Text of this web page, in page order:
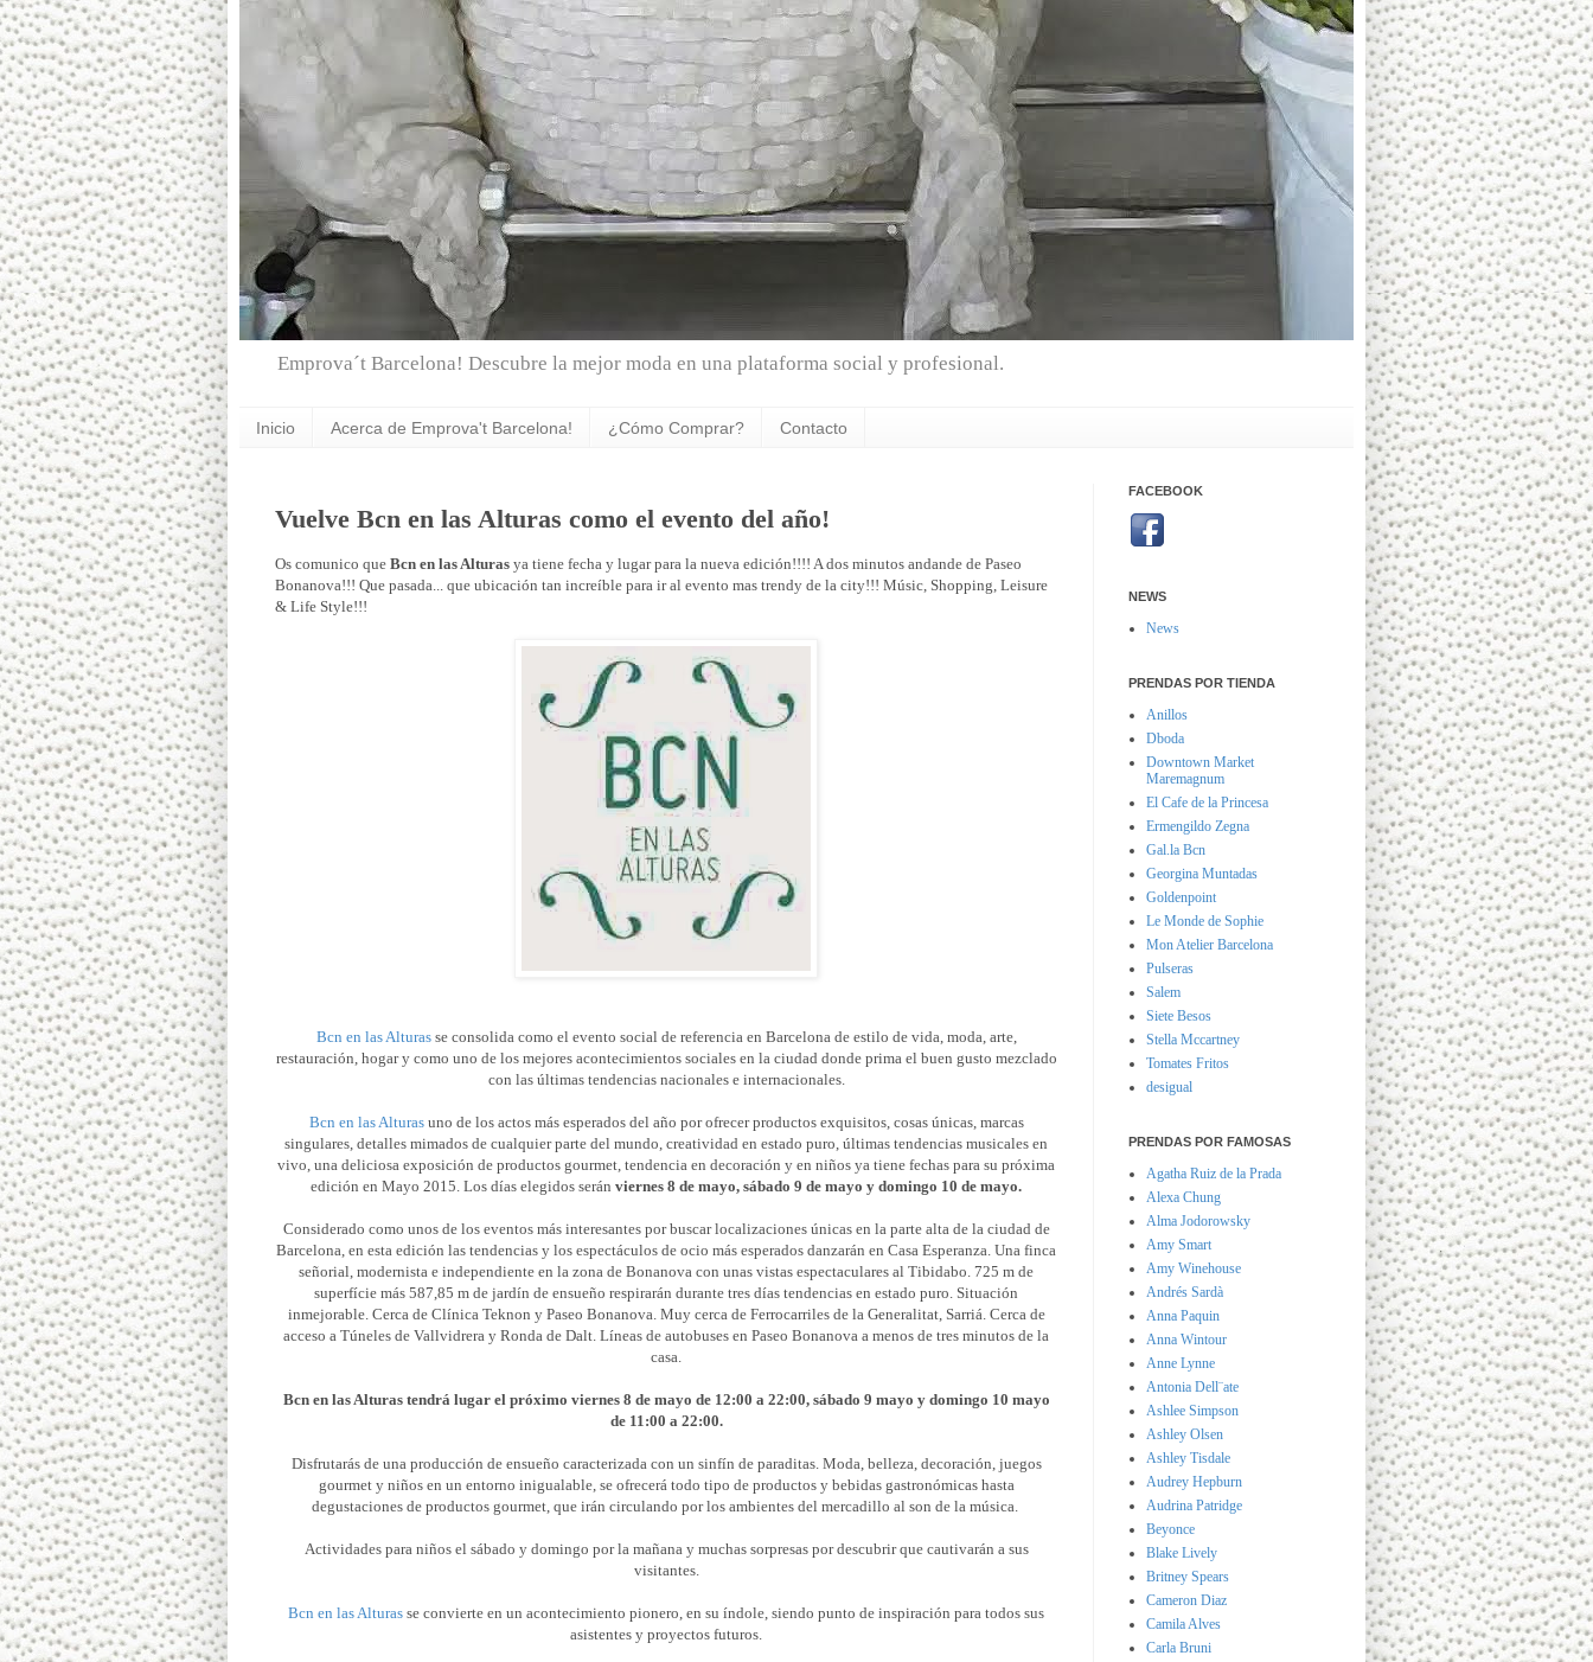
Emprova´t Barcelona! Descubre la mejor moda en una plataforma social y profesional.
Inicio Acerca de Emprova't Barcelona! ¿Cómo Comprar? Contacto
Vuelve Bcn en las Alturas como el evento del año!
Os comunico que Bcn en las Alturas ya tiene fecha y lugar para la nueva edición!!!! A dos minutos andande de Paseo
Bonanova!!! Que pasada... que ubicación tan increíble para ir al evento mas trendy de la city!!! Músic, Shopping, Leisure
& Life Style!!!
Bcn en las Alturasse consolida como el evento social de referencia en Barcelona de estilo de vida, moda, arte,
restauración, hogar y como uno de los mejores acontecimientos sociales en la ciudad donde prima el buen gusto mezclado
con las últimas tendencias nacionales e internacionales.
Bcn en las Alturasuno de los actos más esperados del año por ofrecer productos exquisitos, cosas únicas, marcas
singulares, detalles mimados de cualquier parte del mundo, creatividad en estado puro, últimas tendencias musicales en
vivo, una deliciosa exposición de productos gourmet, tendencia en decoración y en niños ya tiene fechas para su próxima
edición en Mayo 2015. Los días elegidos serán viernes 8 de mayo, sábado 9 de mayo y domingo 10 de mayo.
Considerado como unos de los eventos más interesantes por buscar localizaciones únicas en la parte alta de la ciudad de
Barcelona, en esta edición las tendencias y los espectáculos de ocio más esperados danzarán en Casa Esperanza. Una finca
señorial, modernista e independiente en la zona de Bonanova con unas vistas espectaculares al Tibidabo. 725 m de
superfície más 587,85 m de jardín de ensueño respirarán durante tres días tendencias en estado puro. Situación
inmejorable. Cerca de Clínica Teknon y Paseo Bonanova. Muy cerca de Ferrocarriles de la Generalitat, Sarriá. Cerca de
acceso a Túneles de Vallvidrera y Ronda de Dalt. Líneas de autobuses en Paseo Bonanova a menos de tres minutos de la
casa.
Bcn en las Alturas tendrá lugar el próximo viernes 8 de mayo de 12:00 a 22:00, sábado 9 mayo y domingo 10 mayo
de 11:00 a 22:00.
Disfrutarás de una producción de ensueño caracterizada con un sinfín de paraditas. Moda, belleza, decoración, juegos
gourmet y niños en un entorno inigualable, se ofrecerá todo tipo de productos y bebidas gastronómicas hasta
degustaciones de productos gourmet, que irán circulando por los ambientes del mercadillo al son de la música.
Actividades para niños el sábado y domingo por la mañana y muchas sorpresas por descubrir que cautivarán a sus
visitantes.
Bcn en las Alturas se convierte en un acontecimiento pionero, en su índole, siendo punto de inspiración para todos sus
asistentes y proyectos futuros.
FACEBOOK
NEWS
News
PRENDAS POR TIENDA
Anillos
Dboda
Downtown Market
Maremagnum
El Cafe de la Princesa
Ermengildo Zegna
Gal.la Bcn
Georgina Muntadas
Goldenpoint
Le Monde de Sophie
Mon Atelier Barcelona
Pulseras
Salem
Siete Besos
Stella Mccartney
Tomates Fritos
desigual
PRENDAS POR FAMOSAS
Agatha Ruiz de la Prada
Alexa Chung
Alma Jodorowsky
Amy Smart
Amy Winehouse
Andrés Sardà
Anna Paquin
Anna Wintour
Anne Lynne
Antonia Dell¨ate
Ashlee Simpson
Ashley Olsen
Ashley Tisdale
Audrey Hepburn
Audrina Patridge
Beyonce
Blake Lively
Britney Spears
Cameron Diaz
Camila Alves
Carla Bruni